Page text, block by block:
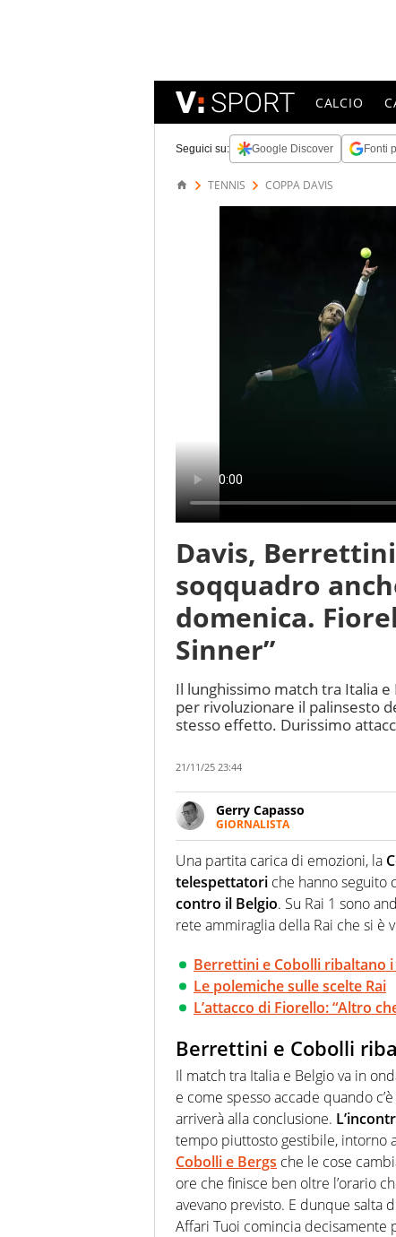
CALCIO
Seguici su: Google Discover Fonti
TENNIS COPPA DAVIS
Davis,
soqquadro
domenica.
Sinner”
Il lunghissimo match tra Italia
per rivoluzionare il palinsesto
stesso effetto. Durissimo
21/11/25 23:44
Gerry Capasso
GIORNALISTA
Per lui gli sport americani
innata di trovare la notizia
Una partita carica di emozioni, la
telespettatori che hanno seguito
contro il Belgio. Su Rai 1 sono
rete ammiraglia della Rai che si è
Berrettini e Cobolli ribaltano
Le polemiche sulle scelte Rai
L’attacco di Fiorello: “Altro
Berrettini e Cobolli
Il match tra Italia e Belgio va in
e come spesso accade quando
arriverà alla conclusione.
tempo piuttosto gestibile, intorno
Cobolli e Bergs che le cose
ore che finisce ben oltre l’orario
avevano previsto. E dunque salta
Affari Tuoi comincia decisamente